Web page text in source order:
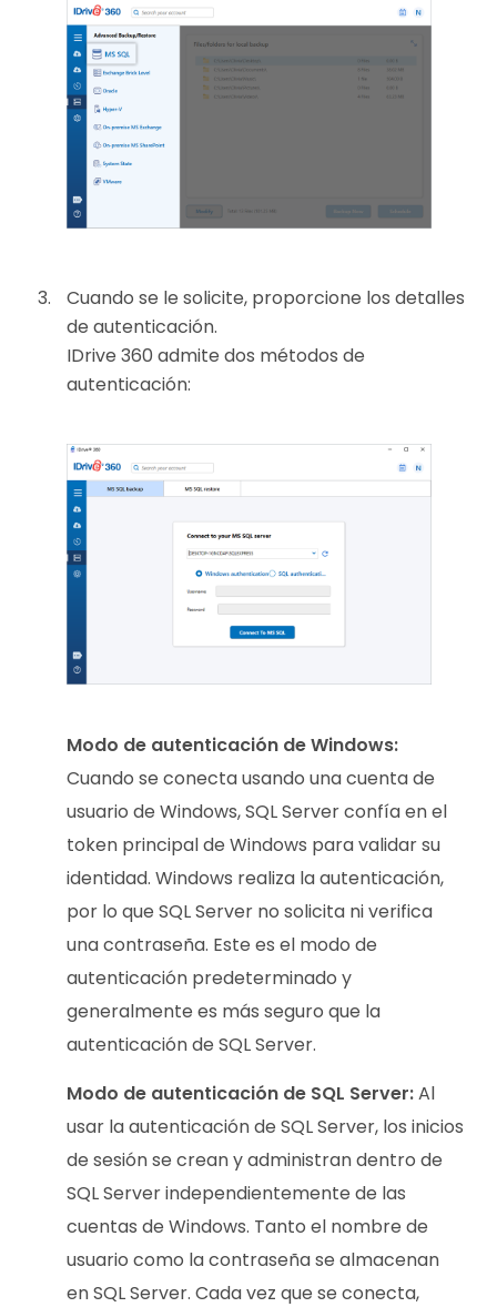
Cuando se le solicite, proporcione los detalles
de autenticación.
IDrive 360 admite dos métodos de
autenticación:
Modo de autenticación de Windows:
Cuando se conecta usando una cuenta de
usuario de Windows, SQL Server confía en el
token principal de Windows para validar su
identidad. Windows realiza la autenticación,
por lo que SQL Server no solicita ni verifica
una contraseña. Este es el modo de
autenticación predeterminado y
generalmente es más seguro que la
autenticación de SQL Server.
Modo de autenticación de SQL Server:Al
usar la autenticación de SQL Server, los inicios
de sesión se crean y administran dentro de
SQL Server independientemente de las
cuentas de Windows. Tanto el nombre de
usuario como la contraseña se almacenan
en SQL Server. Cada vez que se conecta,